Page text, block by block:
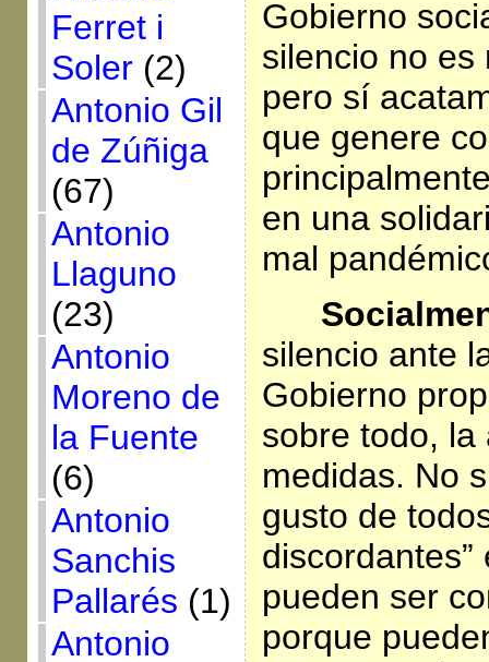
Ferret i
Soler(2)
Antonio Gil
de Zúñiga
(67)
Antonio
Llaguno
(23)
Antonio
Moreno de
la Fuente
(6)
Antonio
Sanchis
Pallarés (1)
Antonio
Gobierno
silencio no es
pero sí
que genere
en una
mal
silencio ante
Gobierno
sobre todo, la
medidas. No
gusto de
pueden ser
porque